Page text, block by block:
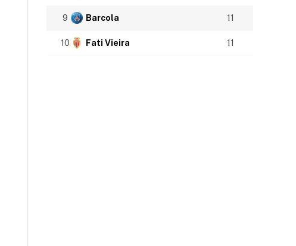
9 Barcola 11
10 Fati Vieira 11